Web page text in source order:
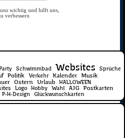
wichtig und hilft uns,
verbessern
Party Schwimmbad Websites
Sprüche
Politik Verkehr Kalender
Musik
Ostern Urlaub
HALLOWEEN
Logo Hobby Wahl AJG Postkarten
P-H-Design Glückwunschkarten